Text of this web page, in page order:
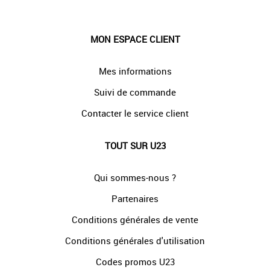
MON ESPACE CLIENT
Mes informations
Suivi de commande
Contacter le service client
TOUT SUR U23
Qui sommes-nous ?
Partenaires
Conditions générales de vente
Conditions générales d'utilisation
Codes promos U23